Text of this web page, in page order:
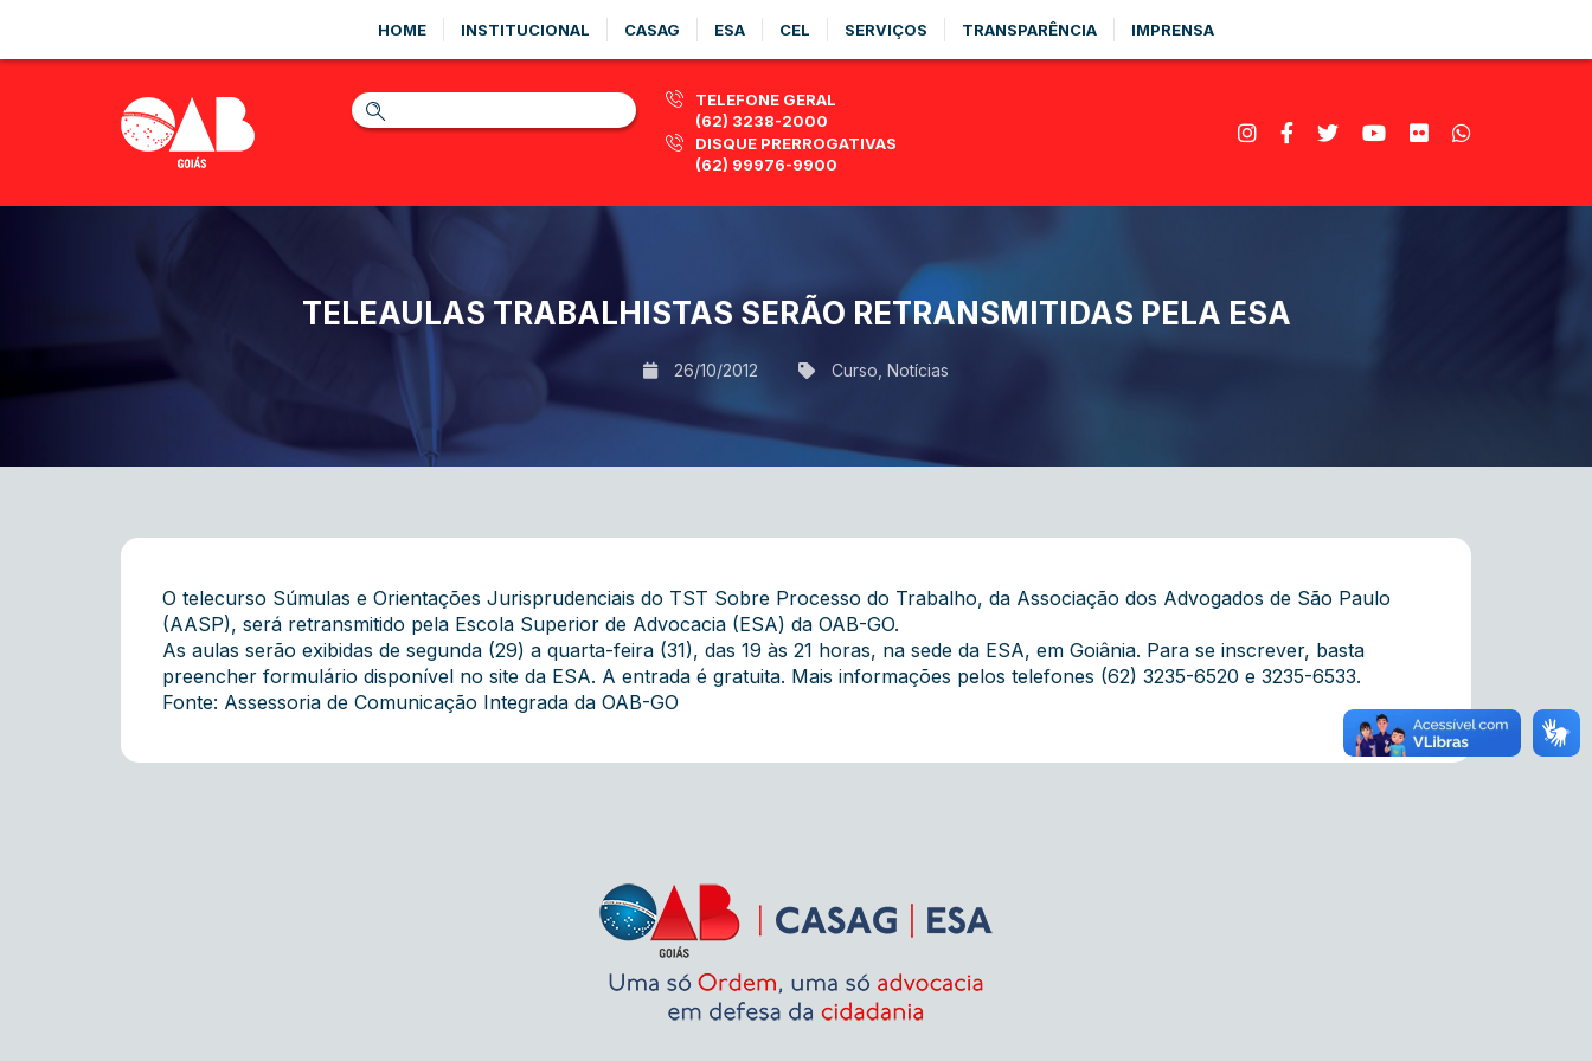
HOME INSTITUCIONAL CASAG ESA CEL SERVIÇOS TRANSPARÊNCIA IMPRENSA
TELEFONE GERAL
(62) 3238-2000
DISQUE PRERROGATIVAS
(62) 99976-9900
TELEAULAS TRABALHISTAS SERÃO RETRANSMITIDAS PELA ESA
26/10/2012 Curso Notícias
O telecurso Súmulas e Orientações Jurisprudenciais do TST Sobre Processo do Trabalho, da Associação dos Advogados de São Paulo
(AASP), será retransmitido pela Escola Superior de Advocacia (ESA) da OAB-GO.
As aulas serão exibidas de segunda (29) a quarta-feira (31), das 19 às 21 horas, na sede da ESA, em Goiânia. Para se inscrever, basta
preencher formulário disponível no site da ESA. A entrada é gratuita. Mais informações pelos telefones (62) 3235-6520 e 3235-6533.
Fonte: Assessoria de Comunicação Integrada da OAB-GO